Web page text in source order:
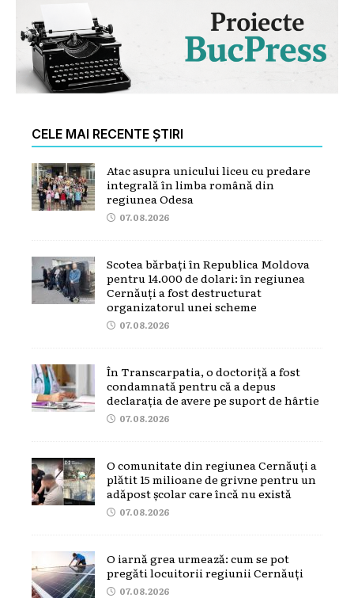
CELE MAI RECENTE ȘTIRI
Atac asupra unicului liceu cu predare
integrală în limba română din
regiunea Odesa
07.08.2026
Scotea bărbați în Republica Moldova
pentru 14.000 de dolari: în regiunea
Cernăuți a fost destructurat
organizatorul unei scheme
07.08.2026
În Transcarpatia, o doctoriță a fost
condamnată pentru că a depus
declarația de avere pe suport de hârtie
07.08.2026
O comunitate din regiunea Cernăuți a
plătit 15 milioane de grivne pentru un
adăpost școlar care încă nu există
07.08.2026
O iarnă grea urmează: cum se pot
pregăti locuitorii regiunii Cernăuți
07.08.2026